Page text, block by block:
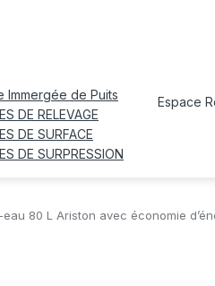
Immergée de Puits
DE RELEVAGE
DE SURFACE
DE SURPRESSION
Espace
80 L Ariston avec économie